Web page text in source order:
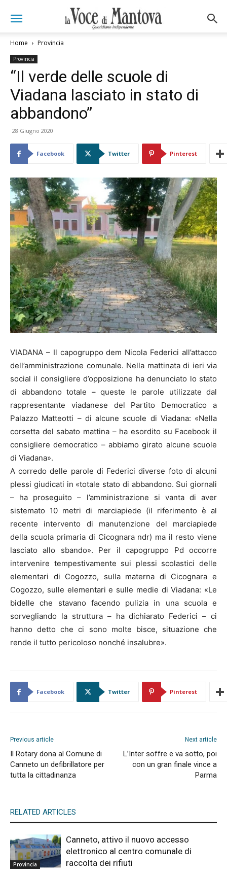
Home Provincia
Provincia
“Il verde delle scuole di
Viadana lasciato in stato di
abbandono”
28 Giugno 2020
Facebook Twitter Pinterest
VIADANA – Il capogruppo dem Nicola Federici all’attacco
dell’amministrazione comunale. Nella mattinata di ieri via
social il consigliere d’opposizione ha denunciato lo stato
di abbandono totale – queste le parole utilizzate dal
rappresentante viadanese del Partito Democratico a
Palazzo Matteotti – di alcune scuole di Viadana: «Nella
corsetta del sabato mattina – ha esordito su Facebook il
consigliere democratico – abbiamo girato alcune scuole
di Viadana».
A corredo delle parole di Federici diverse foto di alcuni
plessi giudicati in «totale stato di abbandono. Sui giornali
– ha proseguito – l’amministrazione si vanta di aver
sistemato 10 metri di marciapiede (il riferimento è al
recente intervento di manutenzione del marciapiede
della scuola primaria di Cicognara ndr) ma il resto viene
lasciato allo sbando». Per il capogruppo Pd occorre
intervenire tempestivamente sui plessi scolastici delle
elementari di Cogozzo, sulla materna di Cicognara e
Cogozzo, sulle elementari e sulle medie di Viadana: «Le
bidelle che stavano facendo pulizia in una scuola e
sorvegliando la struttura – ha dichiarato Federici – ci
hanno detto che ci sono molte bisce, situazione che
rende il tutto pericoloso nonché insalubre».
Facebook Twitter Pinterest
Previous article
Il Rotary dona al Comune di
Canneto un defibrillatore per
tutta la cittadinanza
Next article
L’Inter soffre e va sotto, poi
con un gran finale vince a
Parma
RELATED ARTICLES
Provincia
Canneto, attivo il nuovo accesso
elettronico al centro comunale di
raccolta dei rifiuti